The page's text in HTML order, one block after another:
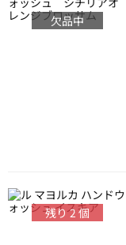
欠品中
残り2個